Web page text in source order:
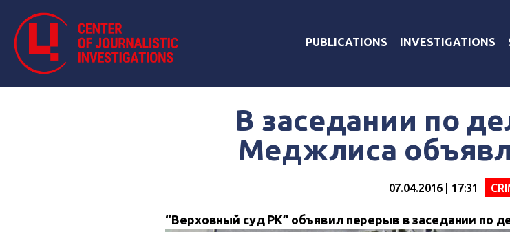
PUBLICATIONS INVESTIGATIONS
В заседании по
Меджлиса
07.04.2016 | 17:31
“Верховный суд РК” объявил перерыв в заседании по